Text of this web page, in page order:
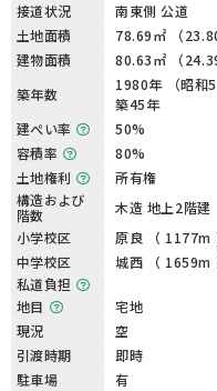
接道状況
南東側 公道
土地面積
78.69㎡ （
建物面積
80.63㎡ （
築年数
1980年 （昭和
築45年
建ぺい率
50%
容積率
80%
土地権利
所有権
構造および
階数
木造 地上2階建
小学校区
原良 （ 1177m
中学校区
城西 （ 1659m
私道負担
地目
宅地
現況
空
引渡時期
即時
駐車場
有